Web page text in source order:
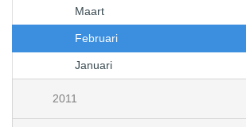
Maart
Februari
Januari
2011